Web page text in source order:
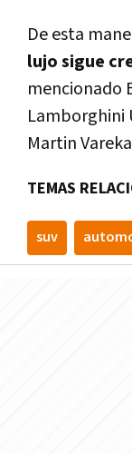
De esta
lujo sigue
mencionado
Lamborghini
Martin
TEMAS
suv